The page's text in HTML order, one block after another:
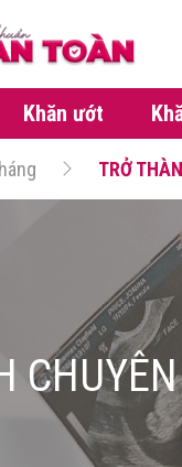
Khăn ướt
TRỞ